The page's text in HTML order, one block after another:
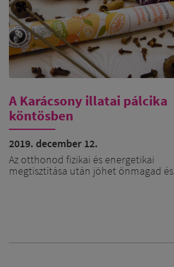
A Karácsony illatai pálcika
köntösben
2019. december 12.
Az otthonod fizikai és energetikai
megtisztítása után jöhet önmagad és